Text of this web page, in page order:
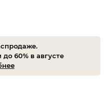
60% в августе